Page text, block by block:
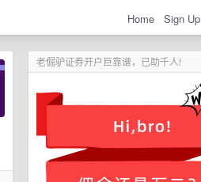
Home Sign Up
老倔驴证券开户巨靠谱，已助千人!